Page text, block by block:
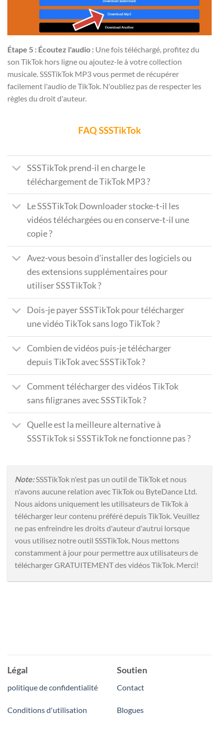
Étape 5 : Écoutez l'audio : Une fois téléchargé, profitez du
son TikTok hors ligne ou ajoutez-le à votre collection
musicale. SSSTikTok MP3 vous permet de récupérer
facilement l'audio de TikTok. N'oubliez pas de respecter les
règles du droit d'auteur.
FAQ SSSTikTok
SSSTikTok prend-il en charge le
téléchargement de TikTok MP3 ?
Le SSSTikTok Downloader stocke-t-il les
vidéos téléchargées ou en conserve-t-il une
copie ?
Avez-vous besoin d'installer des logiciels ou
des extensions supplémentaires pour
utiliser SSSTikTok ?
Dois-je payer SSSTikTok pour télécharger
une vidéo TikTok sans logo TikTok ?
Combien de vidéos puis-je télécharger
depuis TikTok avec SSSTikTok ?
Comment télécharger des vidéos TikTok
sans filigranes avec SSSTikTok ?
Quelle est la meilleure alternative à
SSSTikTok si SSSTikTok ne fonctionne pas ?
Note:SSSTikTok n'est pas un outil de TikTok et nous
n'avons aucune relation avec TikTok ou ByteDance Ltd.
Nous aidons uniquement les utilisateurs de TikTok à
télécharger leur contenu préféré depuis TikTok. Veuillez
ne pas enfreindre les droits d'auteur d'autrui lorsque
vous utilisez notre outil SSSTikTok. Nous mettons
constamment à jour pour permettre aux utilisateurs de
télécharger GRATUITEMENT des vidéos TikTok. Merci!
Légal
politique de confidentialité
Conditions d'utilisation
Soutien
Contact
Blogues